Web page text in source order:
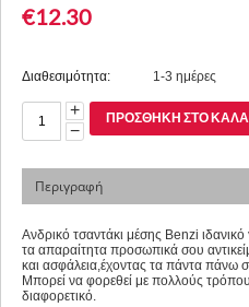
€12.30
Διαθεσιμότητα: 1-3 ημέρες
+
−
ΠΡΟΣΘΉΚΗ ΣΤΟ
Περιγραφή
Ανδρικό τσαντάκι μέσης Benzi
τα απαραίτητα προσωπικά σου
και ασφάλεια,έχοντας τα πάντα
Μπορεί να φορεθεί με πολλούς
διαφορετικό.